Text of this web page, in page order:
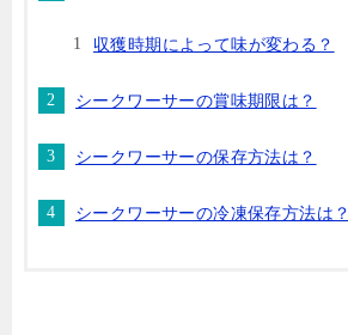
収獲時期によって味が変わる？
シークワーサーの賞味期限は？
シークワーサーの保存方法は？
シークワーサーの冷凍保存方法は？